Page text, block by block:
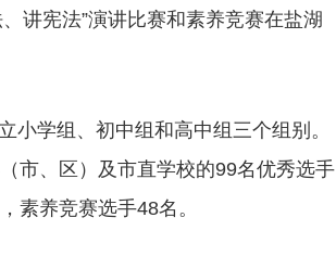
讲宪法”演讲比赛和素养竞赛在盐湖
学组、初中组和高中组三个组别。
市、区）及市直学校的99名优秀选手
素养竞赛选手48名。